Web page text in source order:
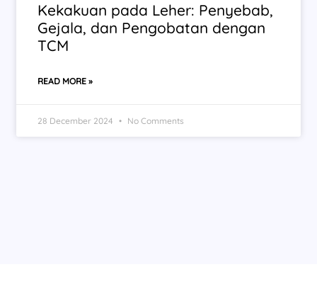
Kekakuan pada Leher: Penyebab,
Gejala, dan Pengobatan dengan
TCM
READ MORE »
28 December 2024 No Comments